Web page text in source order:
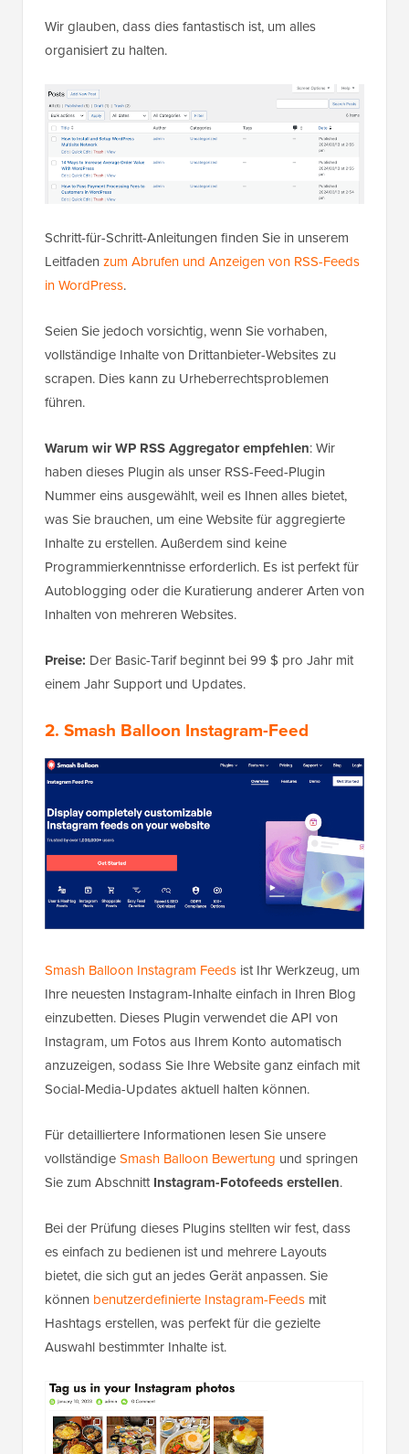
Wir glauben, dass dies fantastisch ist, um alles
organisiert zu halten.
Schritt-für-Schritt-Anleitungen finden Sie in unserem
Leitfaden zum Abrufen und Anzeigen von RSS-Feeds
in WordPress.
Seien Sie jedoch vorsichtig, wenn Sie vorhaben,
vollständige Inhalte von Drittanbieter-Websites zu
scrapen. Dies kann zu Urheberrechtsproblemen
führen.
Warum wir WP RSS Aggregator empfehlen: Wir
haben dieses Plugin als unser RSS-Feed-Plugin
Nummer eins ausgewählt, weil es Ihnen alles bietet,
was Sie brauchen, um eine Website für aggregierte
Inhalte zu erstellen. Außerdem sind keine
Programmierkenntnisse erforderlich. Es ist perfekt für
Autoblogging oder die Kuratierung anderer Arten von
Inhalten von mehreren Websites.
Preise: Der Basic-Tarif beginnt bei 99 $ pro Jahr mit
einem Jahr Support und Updates.
2. Smash Balloon Instagram-Feed
Smash Balloon Instagram Feeds ist Ihr Werkzeug, um
Ihre neuesten Instagram-Inhalte einfach in Ihren Blog
einzubetten. Dieses Plugin verwendet die API von
Instagram, um Fotos aus Ihrem Konto automatisch
anzuzeigen, sodass Sie Ihre Website ganz einfach mit
Social-Media-Updates aktuell halten können.
Für detailliertere Informationen lesen Sie unsere
vollständigeSmash Balloon Bewertung und springen
Sie zum AbschnittInstagram-Fotofeeds erstellen.
Bei der Prüfung dieses Plugins stellten wir fest, dass
es einfach zu bedienen ist und mehrere Layouts
bietet, die sich gut an jedes Gerät anpassen. Sie
können benutzerdefinierte Instagram-Feeds mit
Hashtags erstellen, was perfekt für die gezielte
Auswahl bestimmter Inhalte ist.